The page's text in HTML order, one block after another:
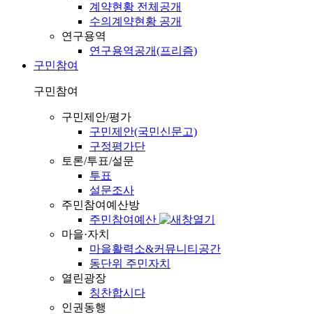
계약현황 전체공개
수의계약현황 공개
연구용역
연구용역공개(프리즘)
구민참여
구민참여
구민제안/평가
구민제안(국민신문고)
구정평가단
토론/투표/설문
투표
설문조사
주민참여예산방
주민참여예산
마을·자치
마을활력소&커뮤니티공간
동단위 주민자치
열린광장
칭찬합시다
인권동행